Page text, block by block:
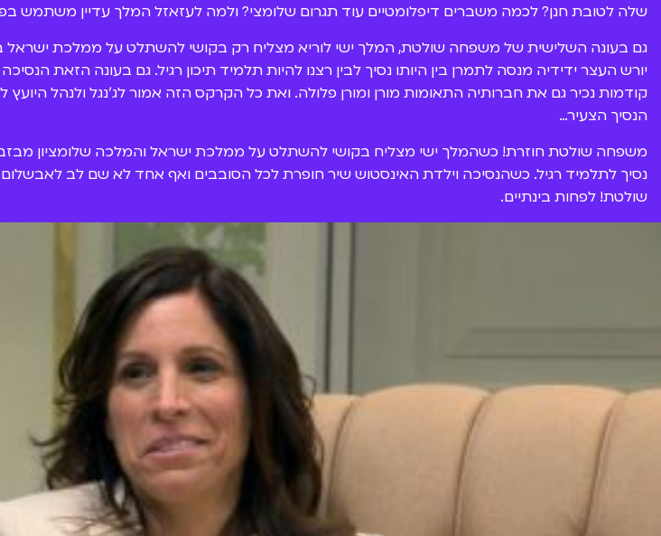
שלה לטובת חנן? לכמה משברים דיפלומטיים עוד תגרום שלומצי? ולמה לעזאזל המלך עדיין משתמש
גם בעונה השלישית של משפחה שולטת, המלך ישי לוריא מצליח רק בקושי להשתלט על ממלכת
יורש העצר ידידיה מנסה לתמרן בין היותו נסיך לבין רצנו להיות תלמיד תיכון רגיל. גם בעונה הזאת
קודמות נכיר גם את חברותיה התאומות מורן ומורן פלולה. ואת כל הקרקס הזה אמור לג'נגל ולנהל
הנסיך הצעיר…
משפחה שולטת חוזרת! כשהמלך ישי מצליח בקושי להשתלט על ממלכת ישראל והמלכה שלומציון
נסיך לתלמיד רגיל. כשהנסיכה וילדת האינסטוש שיר חופרת לכל הסובבים ואף אחד לא שם לב
שולטת! לפחות בינתיים.